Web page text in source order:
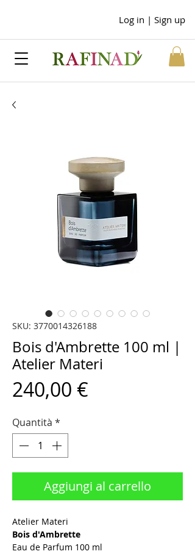
Log in | Sign up
SKU: 3770014326188
Bois d'Ambrette 100 ml |
Atelier Materi
240,00 €
Quantità *
Aggiungi al carrello
Atelier Materi
Bois d'Ambrette
Eau de Parfum 100 ml